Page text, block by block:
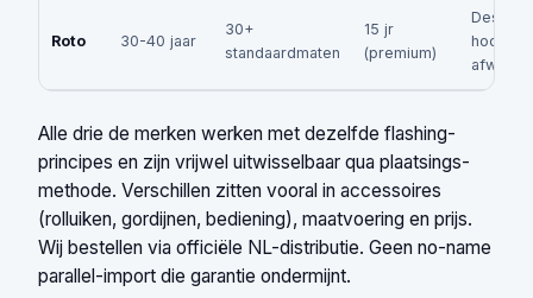
Roto 30-40 jaar
30+
standaardmaten
15 jr
(premium)
Alle drie de merken werken met dezelfde flashing-
principes en zijn vrijwel uitwisselbaar qua plaatsings-
methode. Verschillen zitten vooral in accessoires
(rolluiken, gordijnen, bediening), maatvoering en prijs.
Wij bestellen via officiële NL-distributie. Geen no-name
parallel-import die garantie ondermijnt.